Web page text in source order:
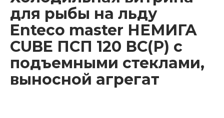
для рыбы на льду
Enteco master НЕМИГА
CUBE ПСП 120 ВС(Р) с
подъемными стеклами,
выносной агрегат